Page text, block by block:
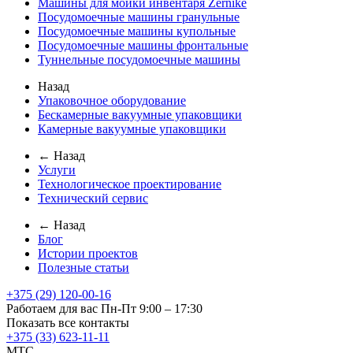
Машины для мойки инвентаря Zernike
Посудомоечные машины гранульные
Посудомоечные машины купольные
Посудомоечные машины фронтальные
Туннельные посудомоечные машины
Назад
Упаковочное оборудование
Бескамерные вакуумные упаковщики
Камерные вакуумные упаковщики
← Назад
Услуги
Технологическое проектирование
Технический сервис
← Назад
Блог
Истории проектов
Полезные статьи
+375 (29) 120-00-16
Работаем для вас Пн-Пт 9:00 – 17:30
Показать все контакты
+375 (33) 623-11-11